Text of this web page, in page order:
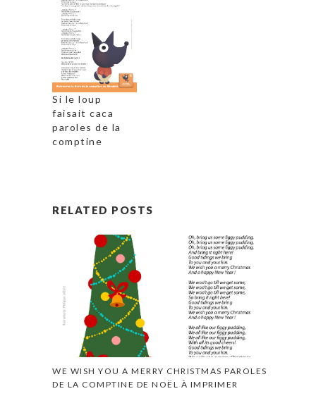
Si le loup
faisait caca
paroles de la
comptine
RELATED POSTS
WE WISH YOU A MERRY CHRISTMAS PAROLES
DE LA COMPTINE DE NOËL À IMPRIMER